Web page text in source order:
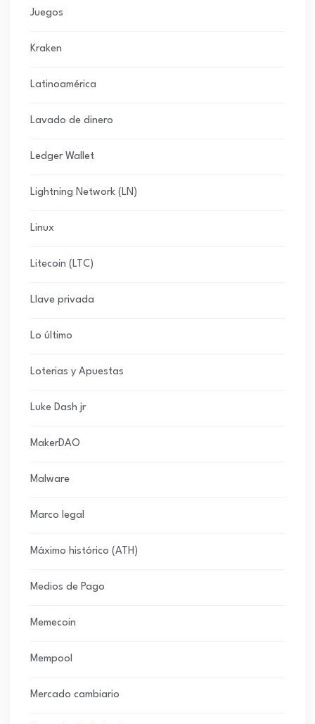
Juegos
Kraken
Latinoamérica
Lavado de dinero
Ledger Wallet
Lightning Network (LN)
Linux
Litecoin (LTC)
Llave privada
Lo último
Loterias y Apuestas
Luke Dash jr
MakerDAO
Malware
Marco legal
Máximo histórico (ATH)
Medios de Pago
Memecoin
Mempool
Mercado cambiario